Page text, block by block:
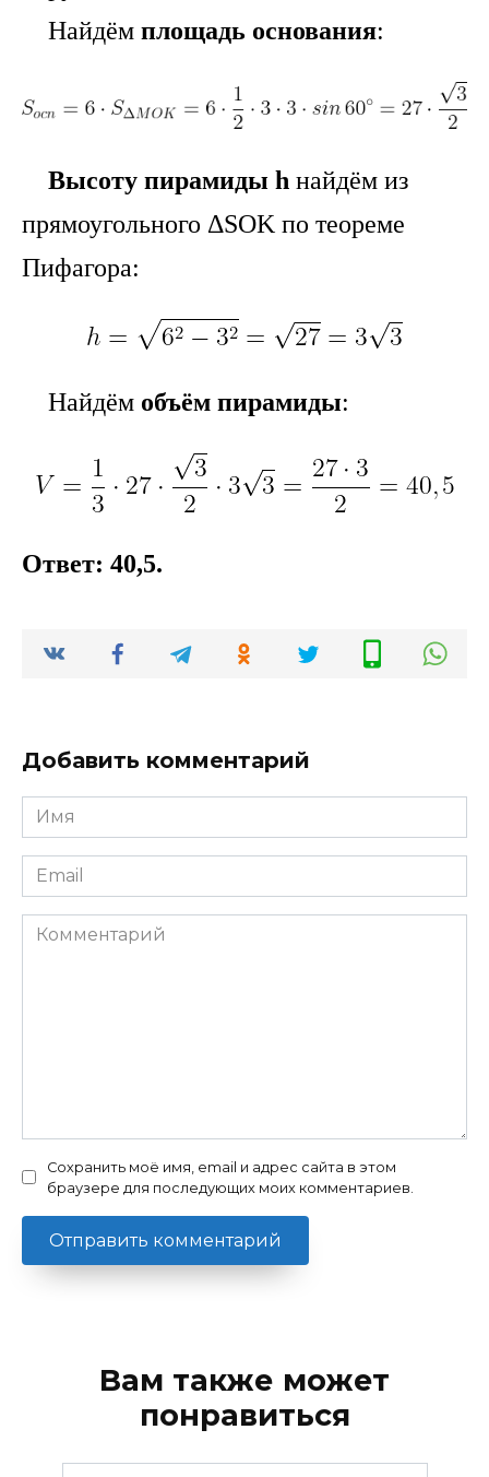
Найдём площадь основания:
Высоту пирамиды h найдём из
прямоугольного ΔSOK по теореме
Пифагора:
Найдём объём пирамиды:
Ответ: 40,5.
Добавить комментарий
Имя
*
Email
*
Комментарий
Сохранить моё имя, email и адрес сайта в этом
браузере для последующих моих комментариев.
Вам также может
понравиться